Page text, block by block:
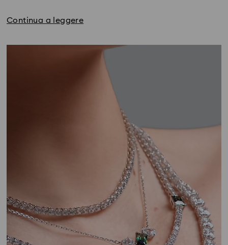
Continua a leggere